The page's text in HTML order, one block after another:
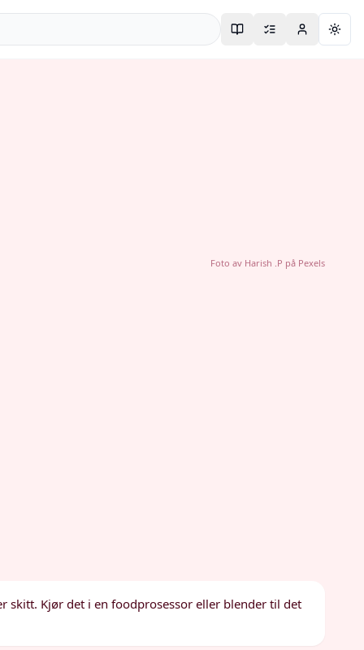
Foto av Harish .P på Pexels
skitt. Kjør det i en foodprosessor eller blender til det